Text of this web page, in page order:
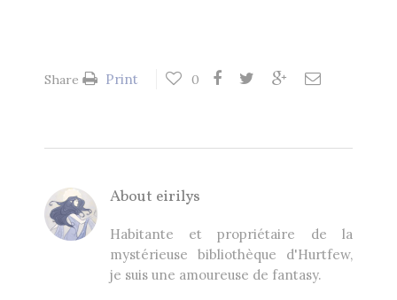
Share Print 0
About eirilys
Habitante et propriétaire de la
mystérieuse bibliothèque d'Hurtfew,
je suis une amoureuse de fantasy.